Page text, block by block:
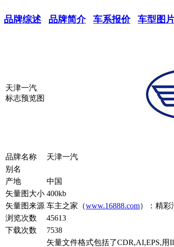
品牌综述 品牌简介 车系报价 车型图
天津一汽
标志预览图
品牌名称
天津一汽
别名
产地
中国
矢量图大小 400kb
矢量图来源 车主之家（www.16888.com）：精彩
浏览次数
45613
下载次数
7538
矢量文件格式包括了CDR,AI,EPS,用